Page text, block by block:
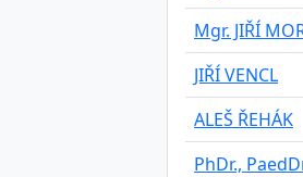
Mgr. JIŘÍ
JIŘÍ VENCL
ALEŠ ŘEHÁK
PhDr.,